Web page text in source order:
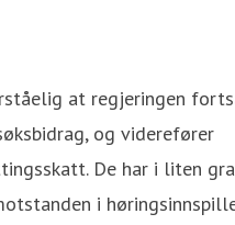
at regjeringen
og viderefører
De har i liten
i